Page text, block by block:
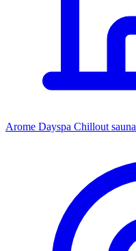
Arome Dayspa Chillout sauna